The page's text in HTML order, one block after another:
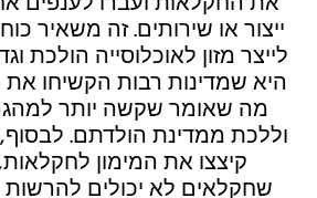
ייצור או שירותים. זה משאיר
לייצר מזון לאוכלוסייה הולכת
היא שמדינות רבות הקשיחו את
מה שאומר שקשה יותר
וללכת ממדינת הולדתם. לבסוף,
קיצצו את המימון